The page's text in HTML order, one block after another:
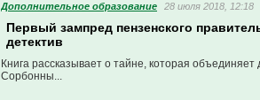
Дополнительное образование 28 июля 2018, 12:18
Первый зампред пензенского
детектив
Книга рассказывает о тайне, которая
Сорбонны...